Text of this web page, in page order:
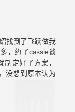
后越来越好！
找到了飞跃做我
，约了cassie谈
定好了方案，
没想到原本认为
累了两年工作经